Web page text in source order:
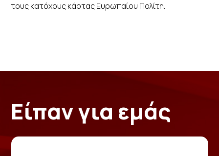
τους κατόχους κάρτας Ευρωπαίου Πολίτη.
Είπαν για εμάς